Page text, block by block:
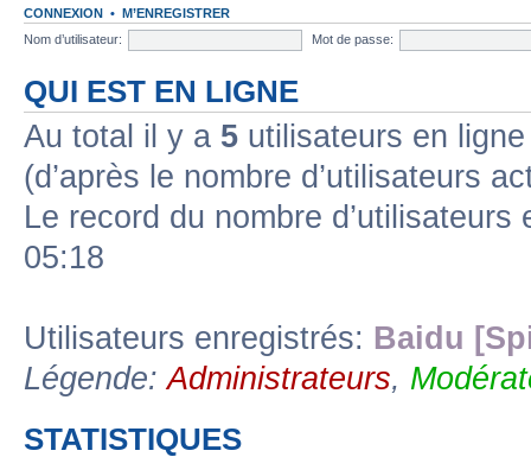
CONNEXION • M’ENREGISTRER
Nom d’utilisateur:
Mot de passe:
QUI EST EN LIGNE
Au total il y a 5 utilisateurs en
(d’après le nombre d’utilisateurs
Le record du nombre
05:18
Utilisateurs enregistrés: Baidu
Légende:Administrateurs,
STATISTIQUES